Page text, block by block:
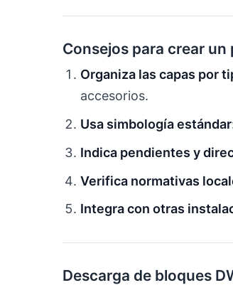
Consejos para crear
Organiza las capas por
accesorios.
Usa simbología estándar
Indica pendientes y
Verifica normativas
Integra con otras
Descarga de bloques